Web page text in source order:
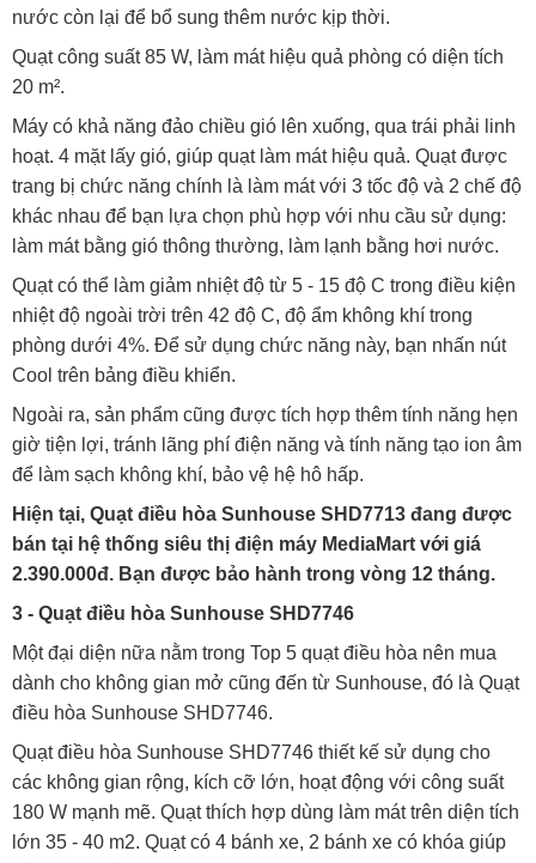
nước còn lại để bổ sung thêm nước kịp thời.
Quạt công suất 85 W, làm mát hiệu quả phòng có diện tích
20 m².
Máy có khả năng đảo chiều gió lên xuống, qua trái phải linh
hoạt. 4 mặt lấy gió, giúp quạt làm mát hiệu quả. Quạt được
trang bị chức năng chính là làm mát với 3 tốc độ và 2 chế độ
khác nhau để bạn lựa chọn phù hợp với nhu cầu sử dụng:
làm mát bằng gió thông thường, làm lạnh bằng hơi nước.
Quạt có thể làm giảm nhiệt độ từ 5 - 15 độ C trong điều kiện
nhiệt độ ngoài trời trên 42 độ C, độ ẩm không khí trong
phòng dưới 4%. Để sử dụng chức năng này, bạn nhấn nút
Cool trên bảng điều khiển.
Ngoài ra, sản phẩm cũng được tích hợp thêm tính năng hẹn
giờ tiện lợi, tránh lãng phí điện năng và tính năng tạo ion âm
để làm sạch không khí, bảo vệ hệ hô hấp.
Hiện tại, Quạt điều hòa Sunhouse SHD7713 đang được
bán tại hệ thống siêu thị điện máy MediaMart với giá
2.390.000đ. Bạn được bảo hành trong vòng 12 tháng.
3 - Quạt điều hòa Sunhouse SHD7746
Một đại diện nữa nằm trong Top 5 quạt điều hòa nên mua
dành cho không gian mở cũng đến từ Sunhouse, đó là Quạt
điều hòa Sunhouse SHD7746.
Quạt điều hòa Sunhouse SHD7746 thiết kế sử dụng cho
các không gian rộng, kích cỡ lớn, hoạt động với công suất
180 W mạnh mẽ. Quạt thích hợp dùng làm mát trên diện tích
lớn 35 - 40 m2. Quạt có 4 bánh xe, 2 bánh xe có khóa giúp